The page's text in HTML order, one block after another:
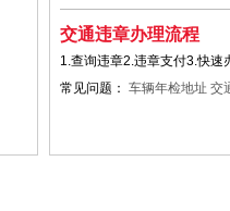
交通违章办理流程
1.查询违章2.违章支付3.快速
常见问题： 车辆年检地址 交